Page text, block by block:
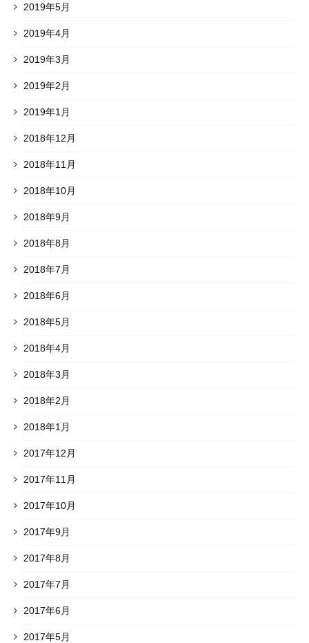
2019年5月
2019年4月
2019年3月
2019年2月
2019年1月
2018年12月
2018年11月
2018年10月
2018年9月
2018年8月
2018年7月
2018年6月
2018年5月
2018年4月
2018年3月
2018年2月
2018年1月
2017年12月
2017年11月
2017年10月
2017年9月
2017年8月
2017年7月
2017年6月
2017年5月